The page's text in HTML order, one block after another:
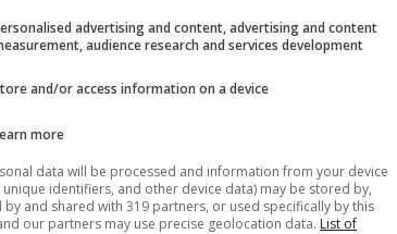
advertising and content, advertising and content
audience research and services development
and/or access information on a device
more
data will be processed and information from your device
unique identifiers, and other device data) may be stored by,
by and shared with 319 partners, or used specifically by this
our partners may use precise geolocation data. List of